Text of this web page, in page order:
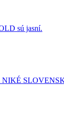
sú jasní.
NIKÉ